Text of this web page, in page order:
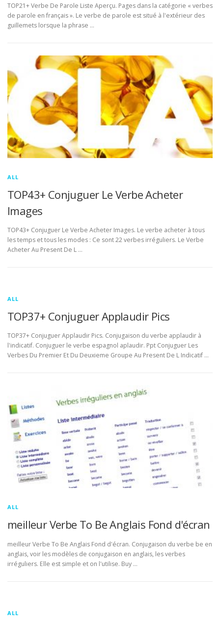
TOP21+ Verbe De Parole Liste Aperçu. Pages dans la catégorie « verbes
de parole en français ». Le verbe de parole est situé à l'extérieur des
guillemets lorsque la phrase …
ALL
TOP43+ Conjuguer Le Verbe Acheter
Images
TOP43+ Conjuguer Le Verbe Acheter Images. Le verbe acheter à tous
les temps et tous les modes : Ce sont 22 verbes irréguliers. Le Verbe
Acheter Au Present De L …
ALL
TOP37+ Conjuguer Applaudir Pics
TOP37+ Conjuguer Applaudir Pics. Conjugaison du verbe applaudir à
l'indicatif. Conjuguer le verbe espagnol aplaudir. Ppt Conjuguer Les
Verbes Du Premier Et Du Deuxieme Groupe Au Present De L Indicatif …
ALL
meilleur Verbe To Be Anglais Fond d'écran
meilleur Verbe To Be Anglais Fond d'écran. Conjugaison du verbe be en
anglais, voir les modèles de conjugaison en anglais, les verbes
irréguliers. Elle est simple et on l'utilise. Buy …
ALL